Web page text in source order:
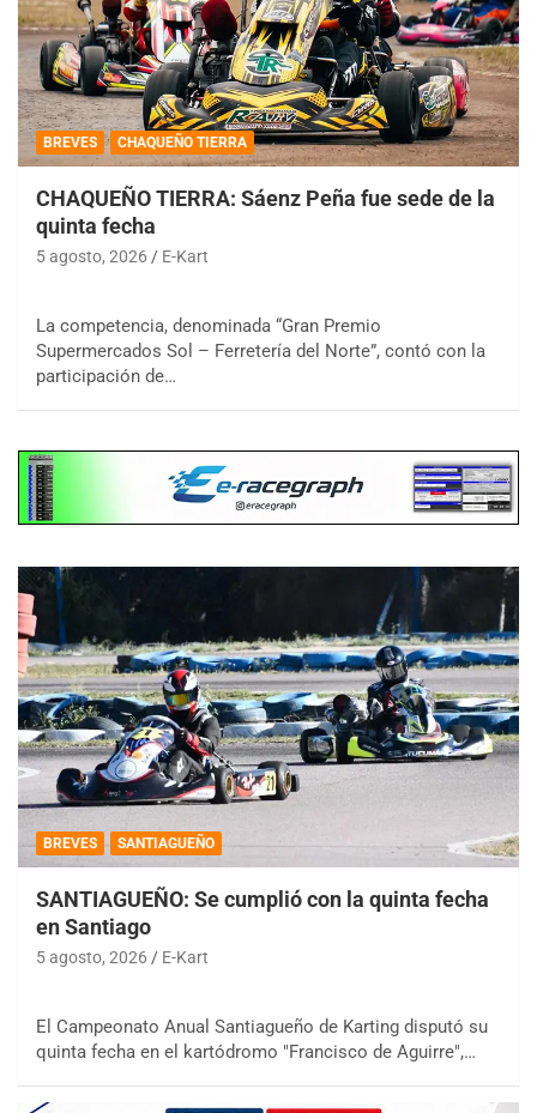
BREVES CHAQUEÑO TIERRA
CHAQUEÑO TIERRA: Sáenz Peña fue sede de la
quinta fecha
5 agosto, 2026 E-Kart
La competencia, denominada “Gran Premio
Supermercados Sol – Ferretería del Norte”, contó con la
participación de…
BREVES SANTIAGUEÑO
SANTIAGUEÑO: Se cumplió con la quinta fecha
en Santiago
5 agosto, 2026 E-Kart
El Campeonato Anual Santiagueño de Karting disputó su
quinta fecha en el kartódromo "Francisco de Aguirre",…